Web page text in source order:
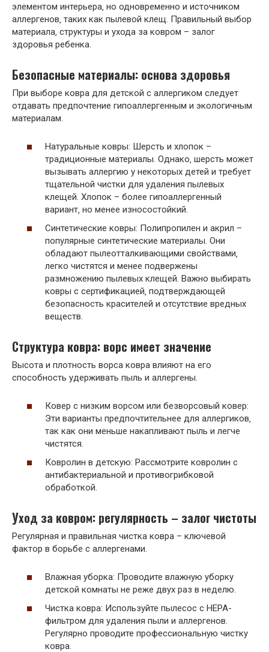
элементом интерьера‚ но одновременно и источником
аллергенов‚ таких как пылевой клещ. Правильный выбор
материала‚ структуры и ухода за ковром – залог
здоровья ребенка.
Безопасные материалы: основа здоровья
При выборе ковра для детской с аллергиком следует
отдавать предпочтение гипоаллергенным и экологичным
материалам.
Натуральные ковры: Шерсть и хлопок –
традиционные материалы. Однако‚ шерсть может
вызывать аллергию у некоторых детей и требует
тщательной чистки для удаления пылевых
клещей. Хлопок – более гипоаллергенный
вариант‚ но менее износостойкий.
Синтетические ковры: Полипропилен и акрил –
популярные синтетические материалы. Они
обладают пылеотталкивающими свойствами‚
легко чистятся и менее подвержены
размножению пылевых клещей. Важно выбирать
ковры с сертификацией‚ подтверждающей
безопасность красителей и отсутствие вредных
веществ.
Структура ковра: ворс имеет значение
Высота и плотность ворса ковра влияют на его
способность удерживать пыль и аллергены.
Ковер с низким ворсом или безворсовый ковер:
Эти варианты предпочтительнее для аллергиков‚
так как они меньше накапливают пыль и легче
чистятся.
Ковролин в детскую: Рассмотрите ковролин с
антибактериальной и противогрибковой
обработкой.
Уход за ковром: регулярность – залог чистоты
Регулярная и правильная чистка ковра – ключевой
фактор в борьбе с аллергенами.
Влажная уборка: Проводите влажную уборку
детской комнаты не реже двух раз в неделю.
Чистка ковра: Используйте пылесос с HEPA-
фильтром для удаления пыли и аллергенов.
Регулярно проводите профессиональную чистку
ковра.